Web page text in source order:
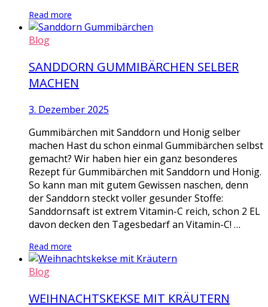
Read more
Blog
SANDDORN GUMMIBÄRCHEN SELBER
MACHEN
3. Dezember 2025
Gummibärchen mit Sanddorn und Honig selber
machen Hast du schon einmal Gummibärchen selbst
gemacht? Wir haben hier ein ganz besonderes
Rezept für Gummibärchen mit Sanddorn und Honig.
So kann man mit gutem Gewissen naschen, denn
der Sanddorn steckt voller gesunder Stoffe:
Sanddornsaft ist extrem Vitamin-C reich, schon 2 EL
davon decken den Tagesbedarf an Vitamin-C! …
Read more
Blog
WEIHNACHTSKEKSE MIT KRÄUTERN